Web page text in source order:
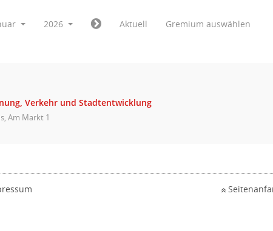
2026 Aktuell Gremium auswählen
Verkehr und Stadtentwicklung
Am Markt 1